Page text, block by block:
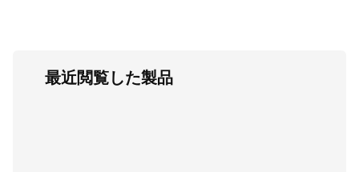
最近閲覧した製品